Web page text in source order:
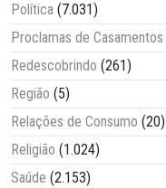
Política (7.031)
Proclamas de Casamentos
Redescobrindo (261)
Região (5)
Relações de Consumo (20)
Religião (1.024)
Saúde (2.153)